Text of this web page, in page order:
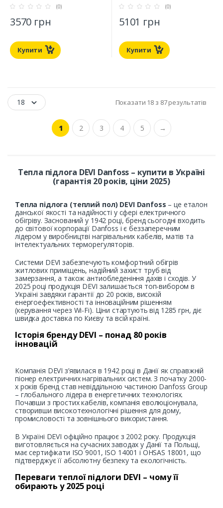
(0)
3570 грн
Купити
(0)
5101 грн
Купити
18 Показати 18 з 87 результатів
1 2 3 4 5 →
Тепла підлога DEVI Danfoss – купити в Україні
(гарантія 20 років, ціни 2025)
Тепла підлога (теплий пол) DEVI Danfoss – це еталон
данської якості та надійності у сфері електричного
обігріву. Заснований у 1942 році, бренд сьогодні входить
до світової корпорації Danfoss і є беззаперечним
лідером у виробництві нагрівальних кабелів, матів та
інтелектуальних терморегуляторів.
Системи DEVI забезпечують комфортний обігрів
житлових приміщень, надійний захист труб від
замерзання, а також антиобледеніння дахів і сходів. У
2025 році продукція DEVI залишається топ-вибором в
Україні завдяки гарантії до 20 років, високій
енергоефективності та інноваційним рішенням
(керування через Wi-Fi). Ціни стартують від 1285 грн, діє
швидка доставка по Києву та всій країні.
Історія бренду DEVI – понад 80 років
інновацій
Компанія DEVI з’явилася в 1942 році в Данії як справжній
піонер електричних нагрівальних систем. З початку 2000-
х років бренд став невіддільною частиною Danfoss Group
– глобального лідера в енергетичних технологіях.
Почавши з простих кабелів, компанія еволюціонувала,
створивши високотехнологічні рішення для дому,
промисловості та зовнішнього використання.
В Україні DEVI офіційно працює з 2002 року. Продукція
виготовляється на сучасних заводах у Данії та Польщі,
має сертифікати ISO 9001, ISO 14001 і OHSAS 18001, що
підтверджує її абсолютну безпеку та екологічність.
Переваги теплої підлоги DEVI – чому її
обирають у 2025 році